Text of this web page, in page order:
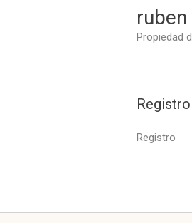
Propiedad
Registro